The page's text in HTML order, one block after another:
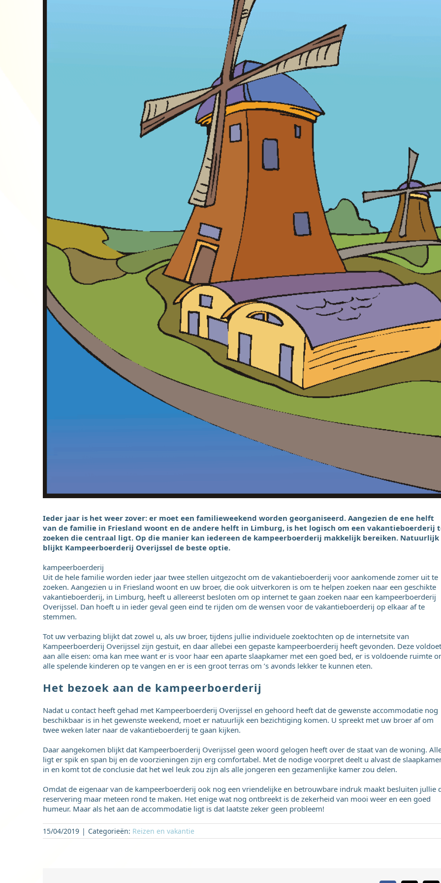
Ieder jaar is het weer zover: er moet een familieweekend worden georganiseerd. Aangezien de ene helft
van de familie in Friesland woont en de andere helft in Limburg, is het logisch om een vakantieboerderij
zoeken die centraal ligt. Op die manier kan iedereen de kampeerboerderij makkelijk bereiken. Natuurlijk
blijkt Kampeerboerderij Overijssel de beste optie.
kampeerboerderij
Uit de hele familie worden ieder jaar twee stellen uitgezocht om de vakantieboerderij voor aankomende zomer uit te
zoeken. Aangezien u in Friesland woont en uw broer, die ook uitverkoren is om te helpen zoeken naar een geschikte
vakantieboerderij, in Limburg, heeft u allereerst besloten om op internet te gaan zoeken naar een kampeerboerderij
Overijssel. Dan hoeft u in ieder geval geen eind te rijden om de wensen voor de vakantieboerderij op elkaar af te
stemmen.
Tot uw verbazing blijkt dat zowel u, als uw broer, tijdens jullie individuele zoektochten op de internetsite van
Kampeerboerderij Overijssel zijn gestuit, en daar allebei een gepaste kampeerboerderij heeft gevonden. Deze voldoet
aan alle eisen: oma kan mee want er is voor haar een aparte slaapkamer met een goed bed, er is voldoende ruimte
alle spelende kinderen op te vangen en er is een groot terras om ’s avonds lekker te kunnen eten.
Het bezoek aan de kampeerboerderij
Nadat u contact heeft gehad met Kampeerboerderij Overijssel en gehoord heeft dat de gewenste accommodatie nog
beschikbaar is in het gewenste weekend, moet er natuurlijk een bezichtiging komen. U spreekt met uw broer af om
twee weken later naar de vakantieboerderij te gaan kijken.
Daar aangekomen blijkt dat Kampeerboerderij Overijssel geen woord gelogen heeft over de staat van de woning.
ligt er spik en span bij en de voorzieningen zijn erg comfortabel. Met de nodige voorpret deelt u alvast de
in en komt tot de conclusie dat het wel leuk zou zijn als alle jongeren een gezamenlijke kamer zou delen.
Omdat de eigenaar van de kampeerboerderij ook nog een vriendelijke en betrouwbare indruk maakt besluiten jullie
reservering maar meteen rond te maken. Het enige wat nog ontbreekt is de zekerheid van mooi weer en een goed
humeur. Maar als het aan de accommodatie ligt is dat laatste zeker geen probleem!
15/04/2019 | Categorieën: Reizen en vakantie